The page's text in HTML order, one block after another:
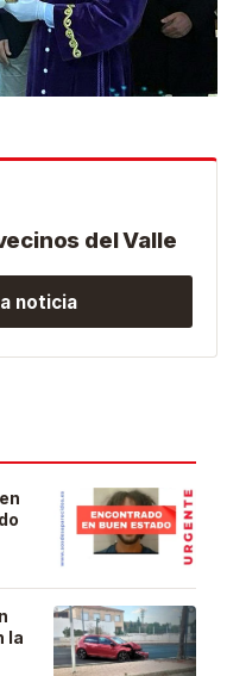
del Valle
noticia
la